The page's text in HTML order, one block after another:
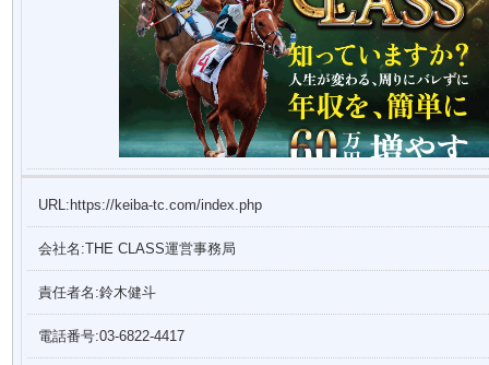
URL:https://keiba-tc.com/index.php
会社名:THE CLASS運営事務局
責任者名:鈴木健斗
電話番号:03-6822-4417